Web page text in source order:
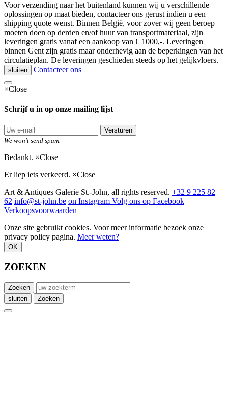
Voor verzending naar het buitenland kunnen wij u verschillende
oplossingen op maat bieden, contacteer ons gerust indien u een
shipping quote wenst. Binnen België, voor zover wij geen beroep
moeten doen op derden en/of huur van transportmateriaal, zijn
leveringen gratis vanaf een aankoop van € 1000,-. Leveringen
binnen Gent zijn gratis maar onderhevig aan de beperkingen van het
circulatieplan. De leveringen geschieden steeds op het gelijkvloers.
sluiten Contacteer ons
×Close
Schrijf u in op onze mailing lijst
Versturen
We won't send spam.
Bedankt. ×Close
Er liep iets verkeerd. ×Close
Art & Antiques Galerie St.-John, all rights reserved. +32 9 225 82
62 info@st-john.be on Instagram Volg ons op Facebook
Verkoopsvoorwaarden
Onze site gebruikt cookies. Voor meer informatie bezoek onze
privacy policy pagina. Meer weten?
OK
ZOEKEN
Zoeken
sluiten
Zoeken